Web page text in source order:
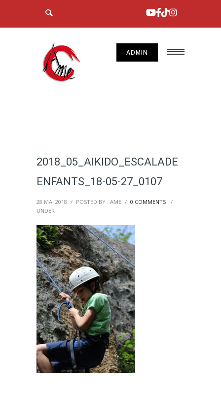
ADMIN
2018_05_AIKIDO_ESCALADE
ENFANTS_18-05-27_0107
28 MAI 2018 / POSTED BY : AME / 0 COMMENTS
/
UNDER :